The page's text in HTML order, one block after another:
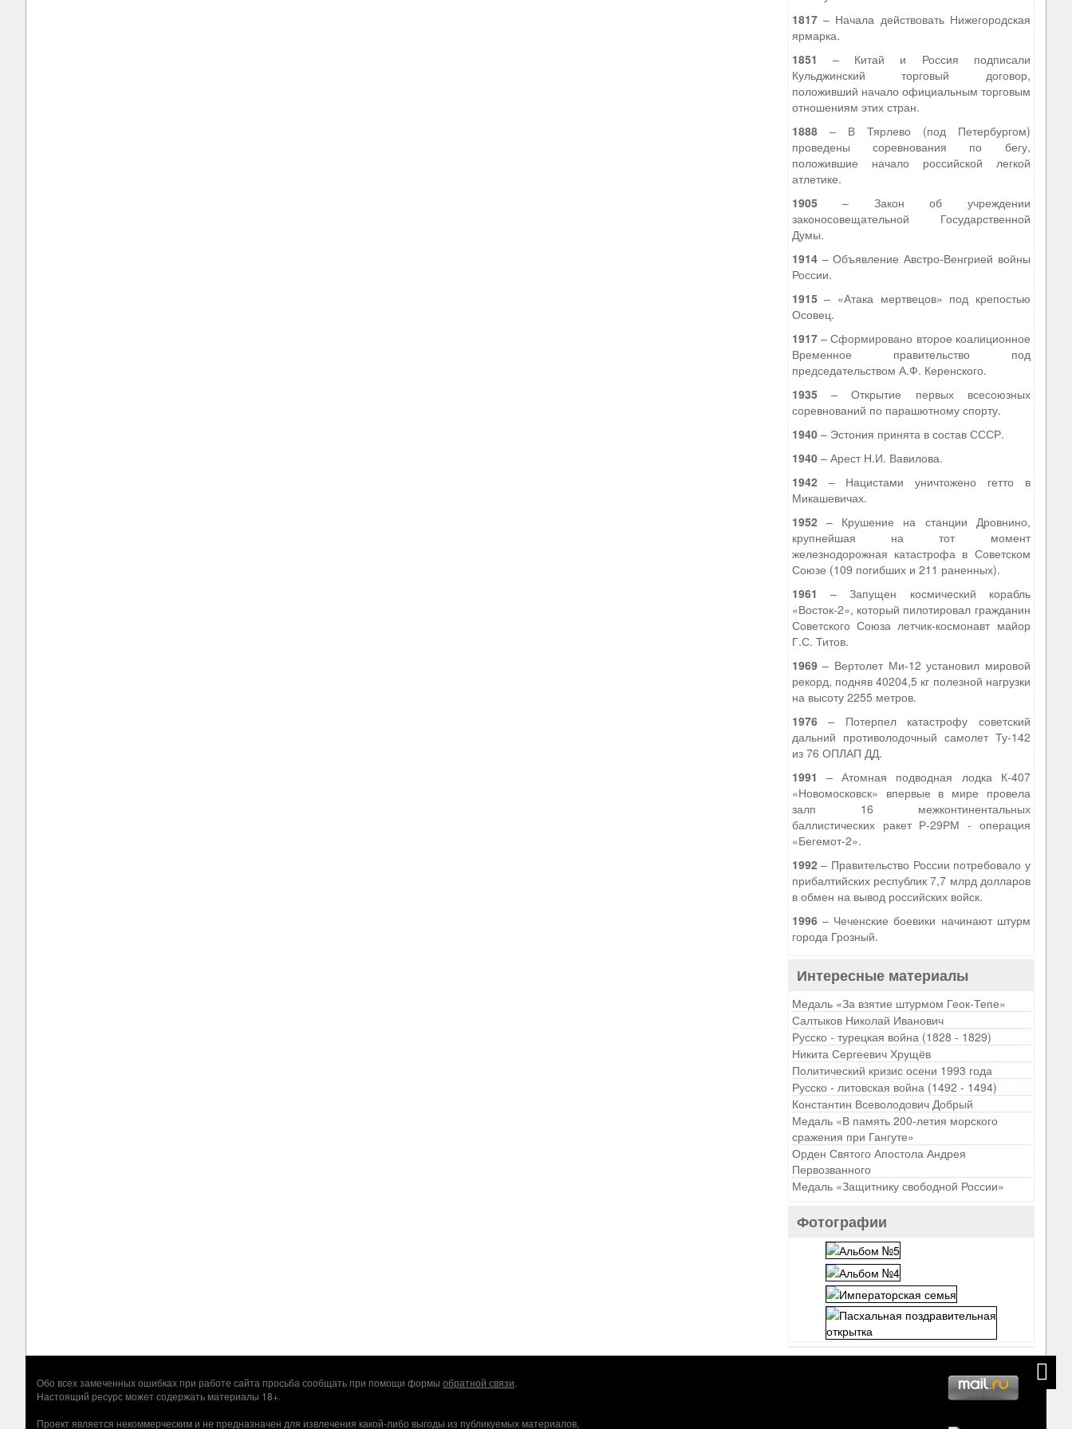
1817– Начала действовать Нижегородская
ярмарка.
1851 – Китай и Россия подписали
Кульджинский торговый договор,
положивший начало официальным торговым
отношениям этих стран.
1888– В Тярлево (под Петербургом)
проведены соревнования по бегу,
положившие начало российской легкой
атлетике.
1905– Закон об учреждении
законосовещательной Государственной
Думы.
1914– Объявление Австро-Венгрией войны
России.
1915– «Атака мертвецов» под крепостью
Осовец.
1917– Сформировано второе коалиционное
Временное правительство под
председательством А.Ф. Керенского.
1935– Открытие первых всесоюзных
соревнований по парашютному спорту.
1940– Эстония принята в состав СССР.
1940– Арест Н.И. Вавилова.
1942– Нацистами уничтожено гетто в
Микашевичах.
1952– Крушение на станции Дровнино,
крупнейшая на тот момент
железнодорожная катастрофа в Советском
Союзе (109 погибших и 211 раненных).
1961 – Запущен космический корабль
«Восток-2», который пилотировал гражданин
Советского Союза летчик-космонавт майор
Г.С. Титов.
1969– Вертолет Ми-12 установил мировой
рекорд, подняв 40204,5 кг полезной нагрузки
на высоту 2255 метров.
1976– Потерпел катастрофу советский
дальний противолодочный самолет Ту-142
из 76 ОПЛАП ДД.
1991 – Атомная подводная лодка К-407
«Новомосковск» впервые в мире провела
залп 16 межконтинентальных
баллистических ракет Р-29РМ - операция
«Бегемот-2».
1992– Правительство России потребовало у
прибалтийских республик 7,7 млрд долларов
в обмен на вывод российских войск.
1996– Чеченские боевики начинают штурм
города Грозный.
Интересные материалы
Медаль «За взятие штурмом Геок-Тепе»
Салтыков Николай Иванович
Русско - турецкая война (1828 - 1829)
Никита Сергеевич Хрущёв
Политический кризис осени 1993 года
Русско - литовская война (1492 - 1494)
Константин Всеволодович Добрый
Медаль «В память 200-летия морского
сражения при Гангуте»
Орден Святого Апостола Андрея
Первозванного
Медаль «Защитнику свободной России»
Фотографии
Обо всех замеченных ошибках при работе сайта просьба сообщать при помощи формы обратной связи.
Настоящий ресурс может содержать материалы 18+.
Проект является некоммерческим и не предназначен для извлечения какой-либо выгоды из публикуемых материалов,